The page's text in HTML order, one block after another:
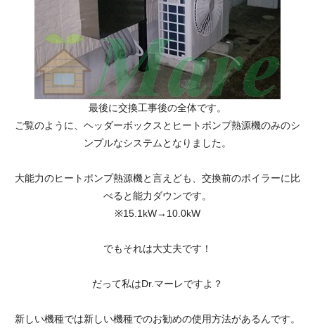
最後に交換工事後の全体です。
ご覧のように、ヘッダーボックスとヒートポンプ熱源機のみのシ
ンプルなシステムとなりました。
大能力のヒートポンプ熱源機と言えども、交換前のボイラーに比
べると能力ダウンです。
※15.1kW→10.0kW
でもそれは大丈夫です！
だって私はDr.マーレですよ？
新しい機種では新しい機種でのお勧めの使用方法があるんです。